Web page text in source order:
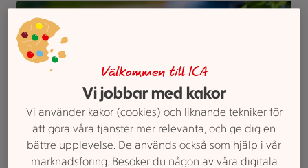
Välkommen till ICA
Vi jobbar med kakor
Vi använder kakor (cookies) och liknande tekniker för
att göra våra tjänster mer relevanta, och ge dig en
bättre upplevelse. De används också som hjälp i vår
marknadsföring. Besöker du någon av våra digitala